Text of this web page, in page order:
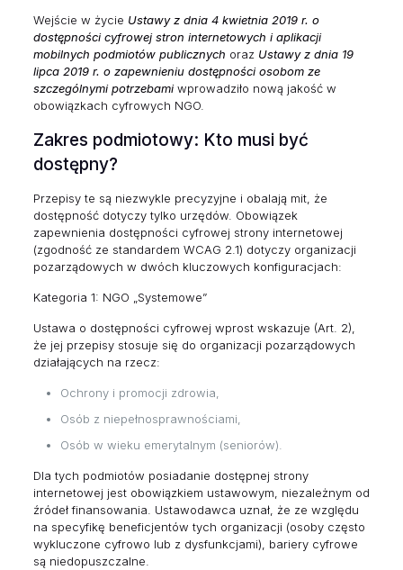
Wejście w życie Ustawy z dnia 4 kwietnia 2019 r. o
dostępności cyfrowej stron internetowych i aplikacji
mobilnych podmiotów publicznych oraz Ustawy z dnia 19
lipca 2019 r. o zapewnieniu dostępności osobom ze
szczególnymi potrzebamiwprowadziło nową jakość w
obowiązkach cyfrowych NGO.
Zakres podmiotowy: Kto musi być
dostępny?
Przepisy te są niezwykle precyzyjne i obalają mit, że
dostępność dotyczy tylko urzędów. Obowiązek
zapewnienia dostępności cyfrowej strony internetowej
(zgodność ze standardem WCAG 2.1) dotyczy organizacji
pozarządowych w dwóch kluczowych konfiguracjach:
Kategoria 1: NGO „Systemowe”
Ustawa o dostępności cyfrowej wprost wskazuje (Art. 2),
że jej przepisy stosuje się do organizacji pozarządowych
działających na rzecz:
Ochrony i promocji zdrowia,
Osób z niepełnosprawnościami,
Osób w wieku emerytalnym (seniorów).
Dla tych podmiotów posiadanie dostępnej strony
internetowej jest obowiązkiem ustawowym, niezależnym od
źródeł finansowania. Ustawodawca uznał, że ze względu
na specyfikę beneficjentów tych organizacji (osoby często
wykluczone cyfrowo lub z dysfunkcjami), bariery cyfrowe
są niedopuszczalne.